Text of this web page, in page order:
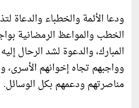
ودعا الأئمة والخطباء والدعاة
الخطب والمواعظ الرمضانية
المبارك، والدعوة لشد الرحال
وواجبهم تجاه إخوانهم الأسرى،
مناصرتهم ودعمهم بكل الوسائل.